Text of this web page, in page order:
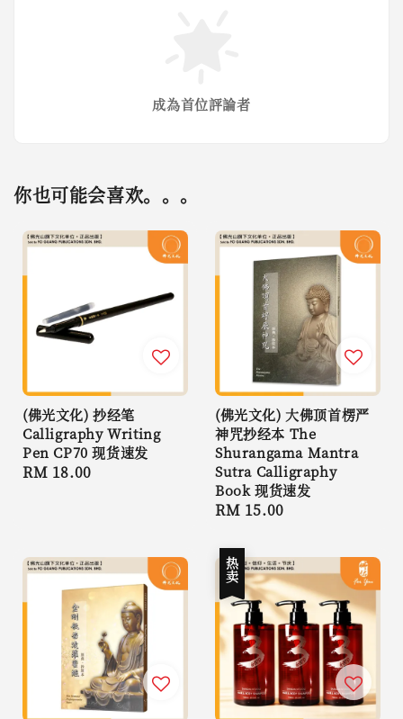
成為首位評論者
你也可能会喜欢。。。
(佛光文化) 抄经笔
Calligraphy Writing
Pen CP70 现货速发
Regular
RM 18.00
(佛光文化) 大佛顶首楞严
神咒抄经本 The
Shurangama Mantra
Sutra Calligraphy
Book 现货速发
Regular
RM 15.00
热卖